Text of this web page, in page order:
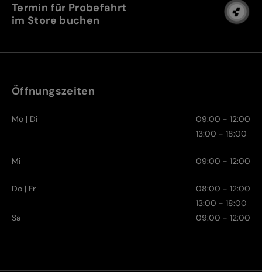
Termin für Probefahrt
im Store buchen
Öffnungszeiten
Mo | Di
09:00 - 12:00
13:00 - 18:00
Mi 09:00 - 12:00
Do | Fr
08:00 - 12:00
13:00 - 18:00
Sa
09:00 - 12:00